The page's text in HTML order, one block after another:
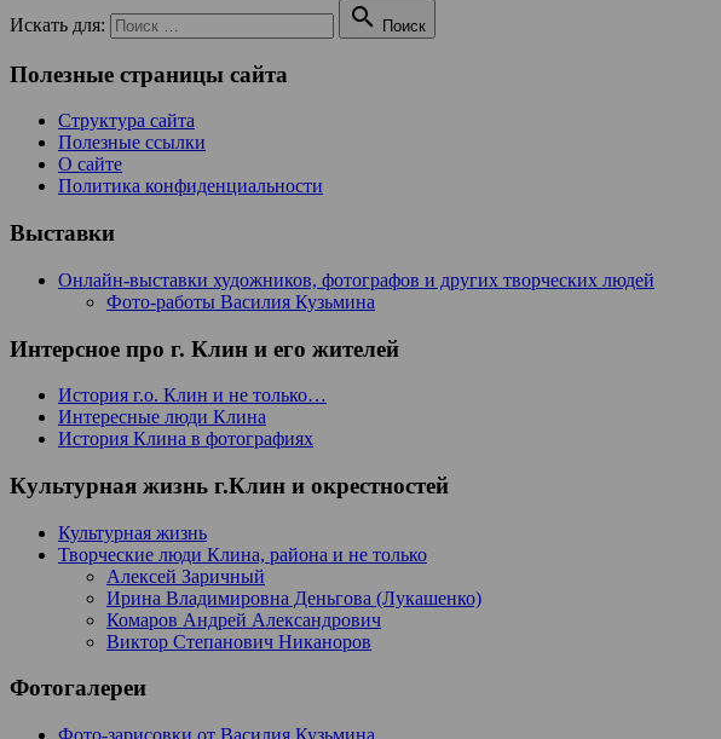
Искать для:  Поиск
Полезные страницы сайта
Структура сайта
Полезные ссылки
О сайте
Политика конфиденциальности
Выставки
Онлайн-выставки художников, фотографов и других творческих людей
Фото-работы Василия Кузьмина
Интерсное про г. Клин и его жителей
История г.о. Клин и не только…
Интересные люди Клина
История Клина в фотографиях
Культурная жизнь г.Клин и окрестностей
Культурная жизнь
Творческие люди Клина, района и не только
Алексей Заричный
Ирина Владимировна Деньгова (Лукашенко)
Комаров Андрей Александрович
Виктор Степанович Никаноров
Фотогалереи